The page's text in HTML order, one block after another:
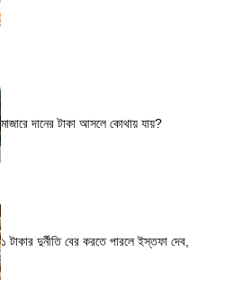
মাজারে দানের টাকা আসলে কোথায় যায়?
১ টাকার দুর্নীতি বের করতে পারলে ইস্তফা দেব,